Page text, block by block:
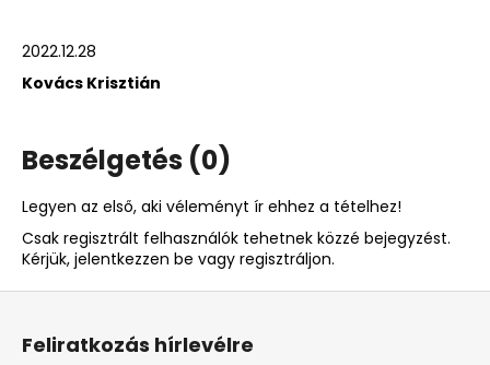
2022.12.28
Kovács Krisztián
Beszélgetés (0)
Legyen az első, aki véleményt ír ehhez a tételhez!
Csak regisztrált felhasználók tehetnek közzé bejegyzést.
Kérjük, jelentkezzen be vagy regisztráljon.
Feliratkozás hírlevélre